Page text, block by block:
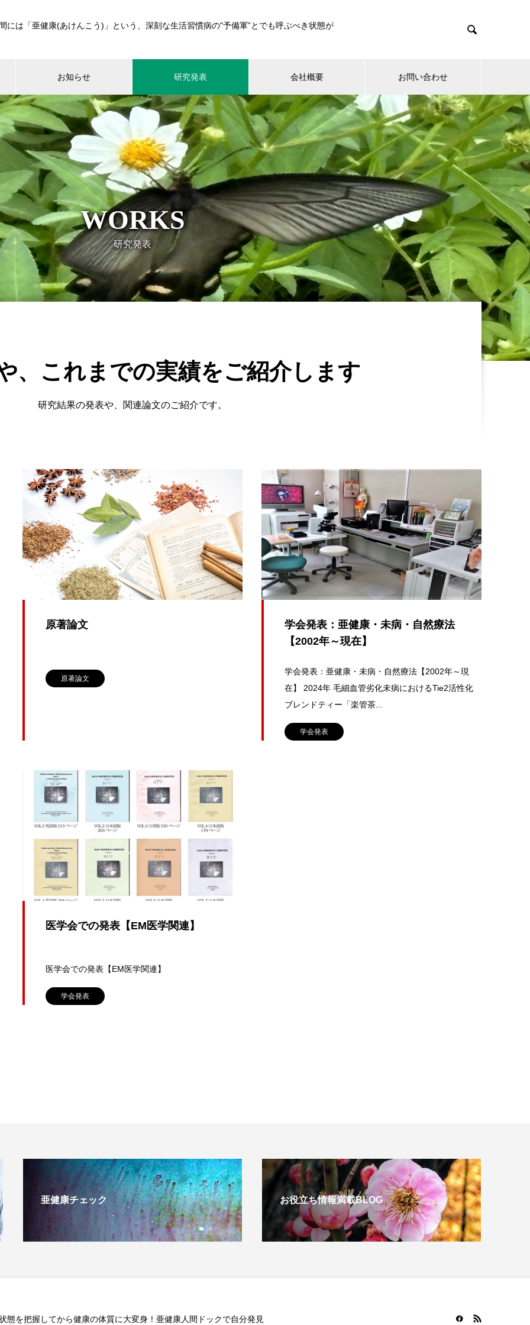
には「亜健康(あけんこう)」という、深刻な生活習慣病の"予備軍”とでも呼ぶべき状態が 
お知らせ 研究発表 会社概要 お問い合わせ
WORKS
研究発表
、これまでの実績をご紹介します
研究結果の発表や、関連論文のご紹介です。
原著論文
原著論文
学会発表：亜健康・未病・自然療法
【2002年～現在】
学会発表：亜健康・未病・自然療法【2002年～現
在】 2024年 毛細血管劣化未病におけるTie2活性化
ブレンドティー「楽管茶...
学会発表
医学会での発表【EM医学関連】
医学会での発表【EM医学関連】
学会発表
亜健康チェック お役立ち情報満載BLOG
態を把握してから健康の体質に大変身！亜健康人間ドックで自分発見